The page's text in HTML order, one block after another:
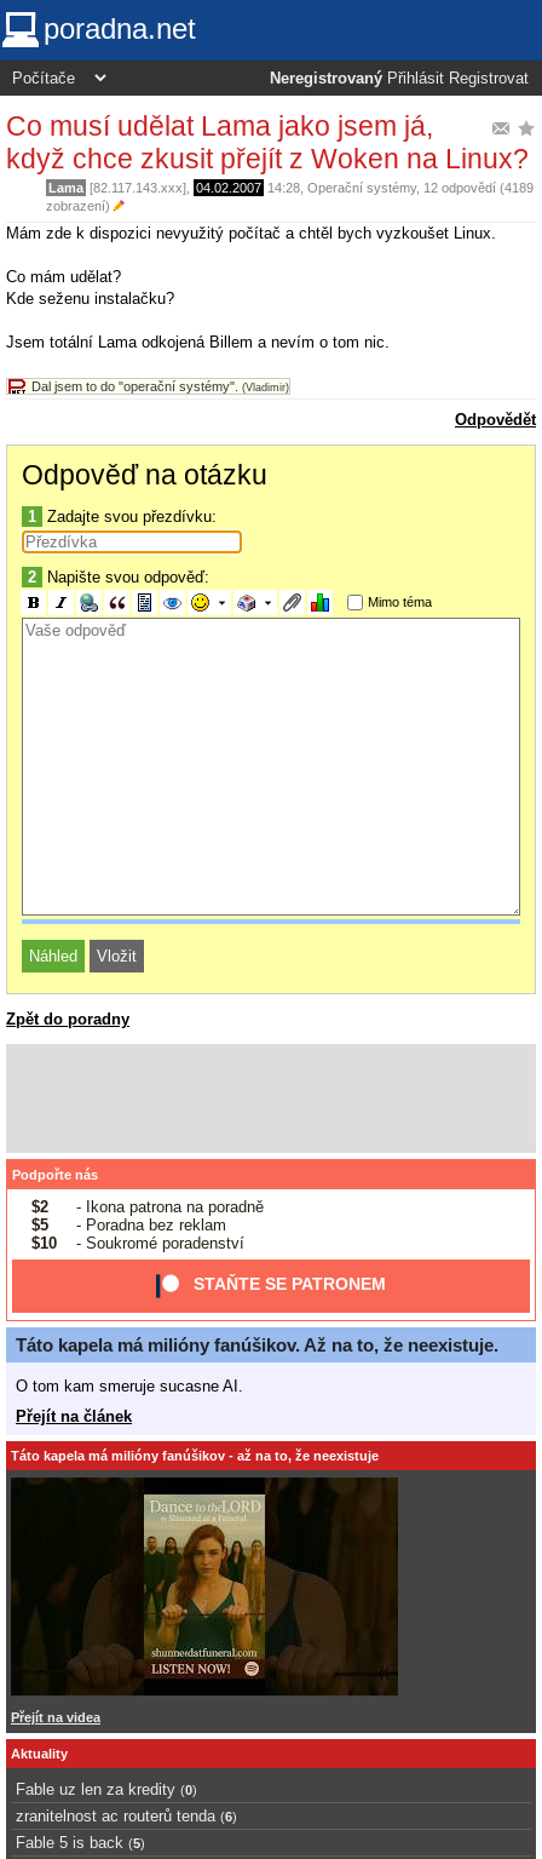
poradna.net
Neregistrovaný Přihlásit Registrovat
Co musí udělat Lama jako jsem já,
když chce zkusit přejít z Woken na Linux?
Lama [82.117.143.xxx], 04.02.2007 14:28 Operační systémy, 12 odpovědí (4189
zobrazení)
Mám zde k dispozici nevyužitý počítač a chtěl bych vyzkoušet Linux.
Co mám udělat?
Kde seženu instalačku?
Jsem totální Lama odkojená Billem a nevím o tom nic.
Dal jsem to do "operační systémy". (Vladimir)
Odpovědět
Odpověď na otázku
1 Zadajte svou přezdívku:
2 Napište svou odpověď:
Mimo téma
Zpět do poradny
Podpořte nás
$2
- Ikona patrona na poradně
$5
- Poradna bez reklam
$10
- Soukromé poradenství
STAŇTE SE PATRONEM
Táto kapela má milióny fanúšikov. Až na to, že neexistuje.
O tom kam smeruje sucasne AI.
Přejít na článek
Táto kapela má milióny fanúšikov - až na to, že neexistuje
Přejít na videa
Aktuality
Fable uz len za kredity (0)
zranitelnost ac routerů tenda (6)
Fable 5 is back (5)